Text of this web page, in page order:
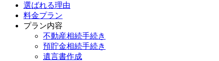
選ばれる理由
料金プラン
プラン内容
不動産相続手続き
預貯金相続手続き
遺言書作成